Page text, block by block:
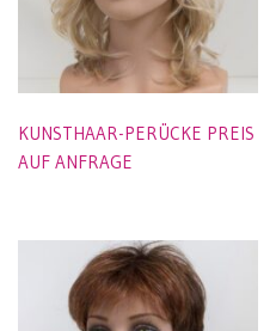
KUNSTHAAR-PERÜCKE PREIS
AUF ANFRAGE